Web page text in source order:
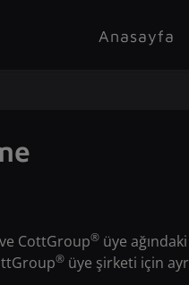
Anasayfa
CottGroup® üye
® üye şirketi için